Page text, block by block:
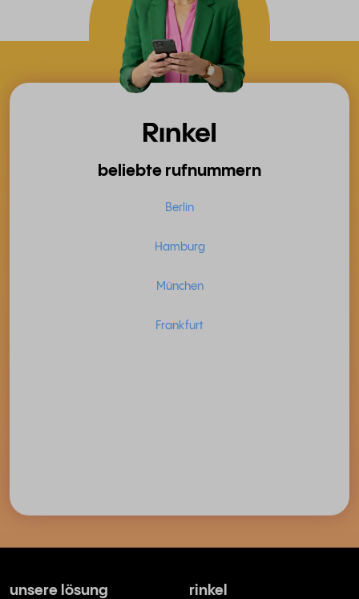
beliebte rufnummern
Berlin
Hamburg
München
Frankfurt
unsere lösung rinkel